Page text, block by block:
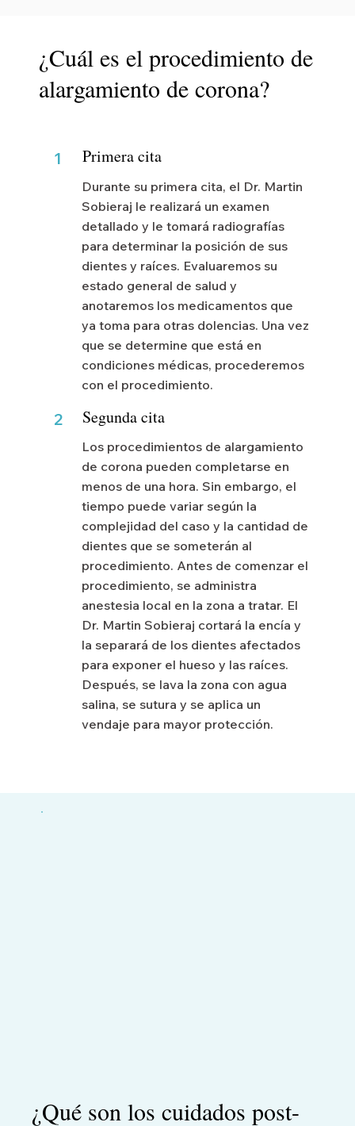
¿Cuál es el procedimiento de
alargamiento de corona?
1 Primera cita
Durante su primera cita, el Dr. Martin
Sobieraj le realizará un examen
detallado y le tomará radiografías
para determinar la posición de sus
dientes y raíces. Evaluaremos su
estado general de salud y
anotaremos los medicamentos que
ya toma para otras dolencias. Una vez
que se determine que está en
condiciones médicas, procederemos
con el procedimiento.
2 Segunda cita
Los procedimientos de alargamiento
de corona pueden completarse en
menos de una hora. Sin embargo, el
tiempo puede variar según la
complejidad del caso y la cantidad de
dientes que se someterán al
procedimiento. Antes de comenzar el
procedimiento, se administra
anestesia local en la zona a tratar. El
Dr. Martin Sobieraj cortará la encía y
la separará de los dientes afectados
para exponer el hueso y las raíces.
Después, se lava la zona con agua
salina, se sutura y se aplica un
vendaje para mayor protección.
¿Qué son los cuidados post-